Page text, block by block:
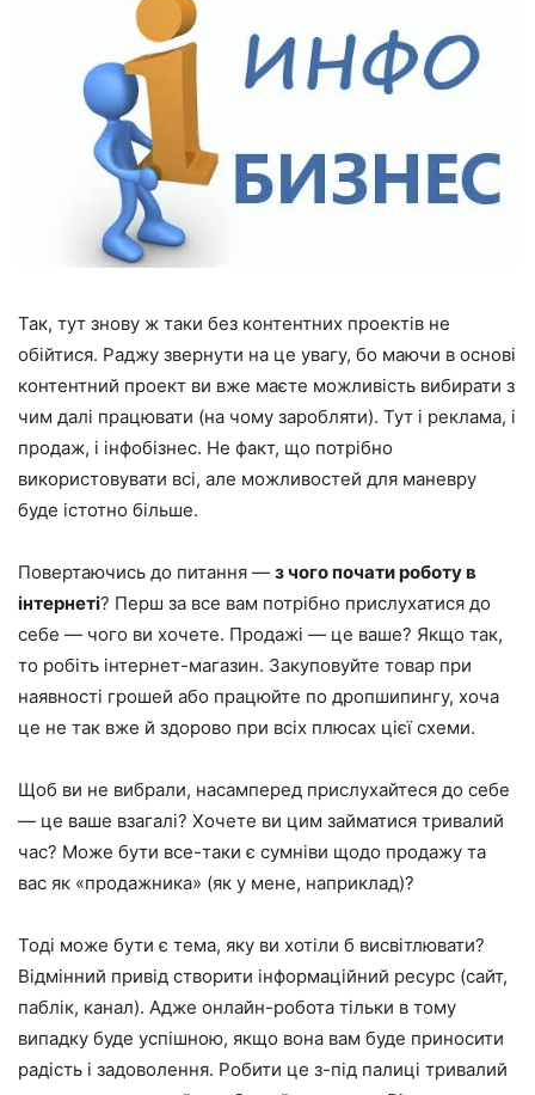
Так, тут знову ж таки без контентних проектів не
обійтися. Раджу звернути на це увагу, бо маючи в основі
контентний проект ви вже маєте можливість вибирати з
чим далі працювати (на чому заробляти). Тут і реклама, і
продаж, і інфобізнес. Не факт, що потрібно
використовувати всі, але можливостей для маневру
буде істотно більше.
Повертаючись до питання — з чого почати роботу в
інтернеті? Перш за все вам потрібно прислухатися до
себе — чого ви хочете. Продажі — це ваше? Якщо так,
то робіть інтернет-магазин. Закуповуйте товар при
наявності грошей або працюйте по дропшипингу, хоча
це не так вже й здорово при всіх плюсах цієї схеми.
Щоб ви не вибрали, насамперед прислухайтеся до себе
— це ваше взагалі? Хочете ви цим займатися тривалий
час? Може бути все-таки є сумніви щодо продажу та
вас як «продажника» (як у мене, наприклад)?
Тоді може бути є тема, яку ви хотіли б висвітлювати?
Відмінний привід створити інформаційний ресурс (сайт,
паблік, канал). Адже онлайн-робота тільки в тому
випадку буде успішною, якщо вона вам буде приносити
радість і задоволення. Робити це з-під палиці тривалий